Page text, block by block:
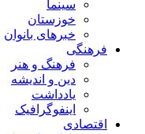
سینما
خوزستان
خبرهای بانوان
فرهنگی
فرهنگ و هنر
دین و اندیشه
یادداشت
اینفوگرافیک
اقتصادی